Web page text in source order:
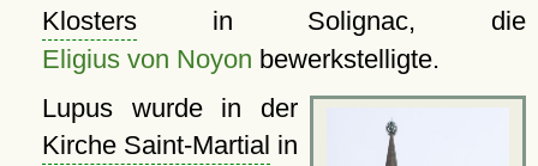
Klostersin Solignac, die
Eligius von Noyon bewerkstelligte.
Lupus wurde in der
Kirche Saint-Martial in